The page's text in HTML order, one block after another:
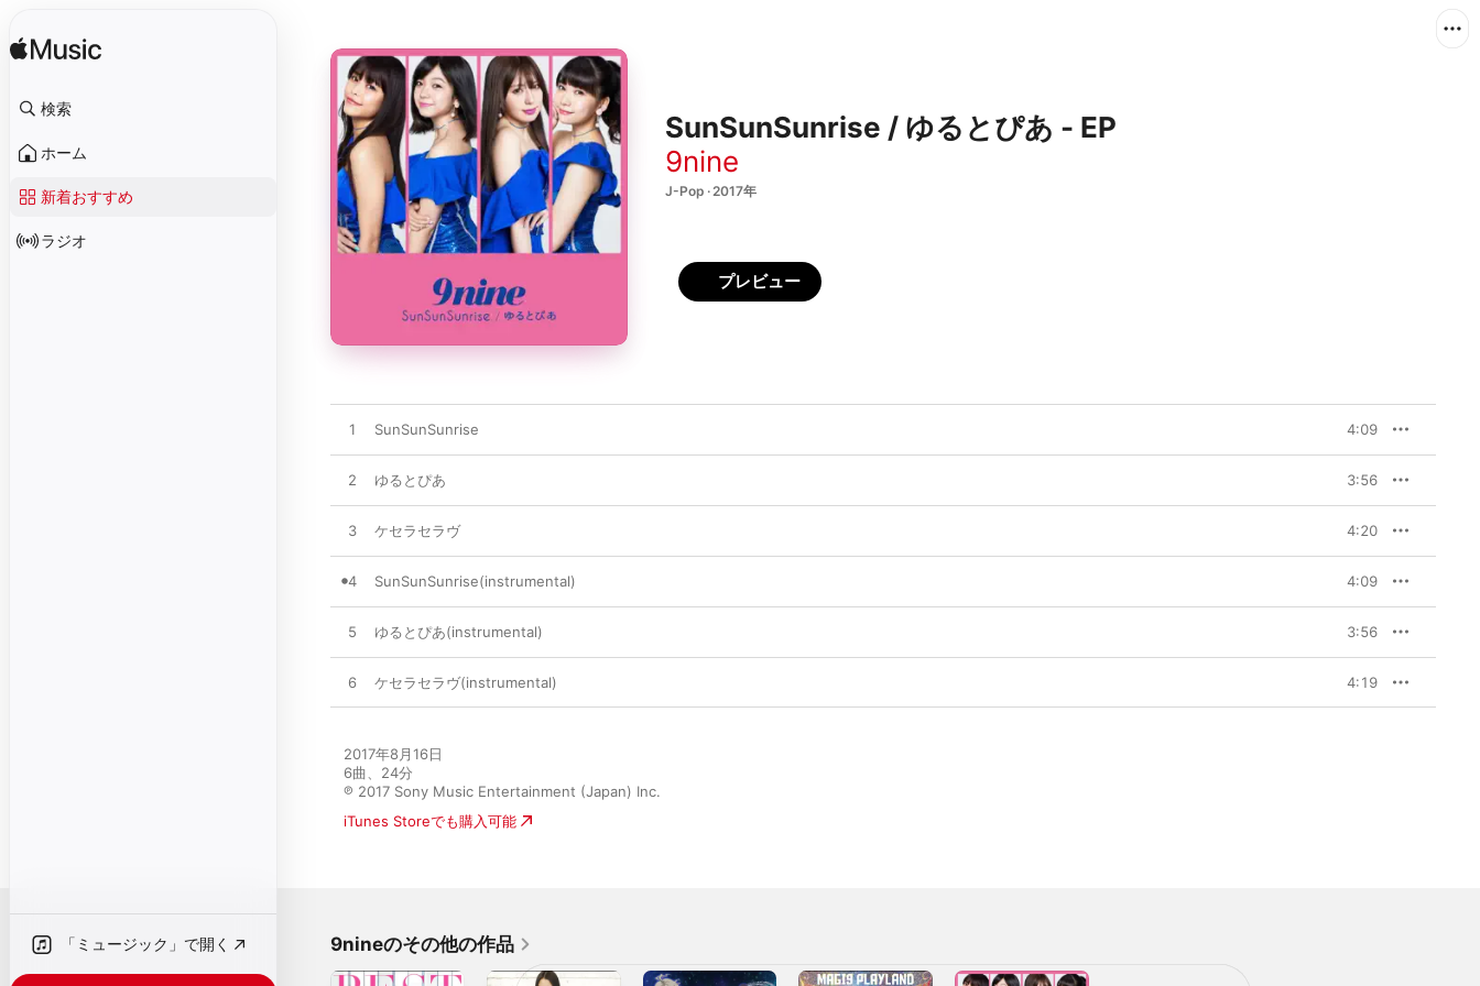
検索
ホーム
新着おすすめ
ラジオ
「ミュージック」で開く
SunSunSunrise / ゆるとぴあ - EP
9nine
J-Pop · 2017年
プレビュー
1 SunSunSunrise 4:09
2 ゆるとぴあ 3:56
3 ケセラセラヴ 4:20
4 SunSunSunrise(instrumental) 4:09
5 ゆるとぴあ(instrumental) 3:56
6 ケセラセラヴ(instrumental) 4:19
2017年8月16日
6曲、24分
℗ 2017 Sony Music Entertainment (Japan) Inc.
iTunes Storeでも購入可能
9nineのその他の作品